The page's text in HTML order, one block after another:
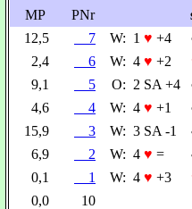
MP
PNr
12,5
7 W: 1 ♥ +4
2,4
6 W: 4 ♥ +2
9,1
5 O: 2 SA +4
4,6
4 W: 4 ♥ +1
15,9
3 W: 3 SA -1
6,9
2 W: 4 ♥ =
0,1
1 W: 4 ♥ +3
0,0
10